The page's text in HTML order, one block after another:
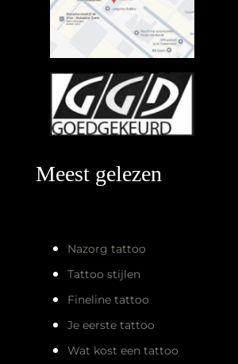
Meest gelezen
Nazorg tattoo
Tattoo stijlen
Fineline tattoo
Je eerste tattoo
Wat kost een tattoo